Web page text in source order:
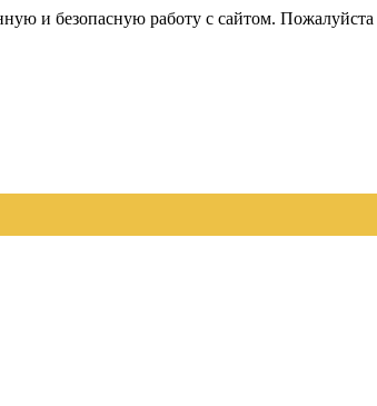
и безопасную работу с сайтом. Пожалуйста